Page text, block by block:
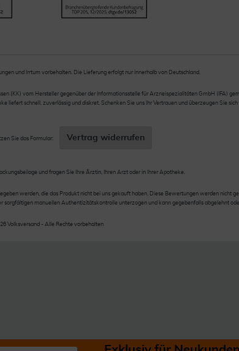
und Irrtum vorbehalten. Die Lieferung erfolgt nur innerhalb von Deutschland.
(KK) vom Hersteller gegenüber der Informationsstelle für Arzneispezialitäten GmbH (IFA)
schnell, zuverlässig und diskret. Schenken Sie uns Ihr Vertrauen und überzeugen Sie
Sie das Formular: Vertrag widerrufen
und fragen Sie Ihre Ärztin, Ihren Arzt oder in Ihrer Apotheke.
werden, die das Produkt nicht bei uns gekauft haben. Diese Bewertungen werden nicht
sorgfältigen manuellen Authentizitätskontrolle unterzogen und kann gegebenfalls abgelehnt
Volksversand - Alle Rechte vorbehalten